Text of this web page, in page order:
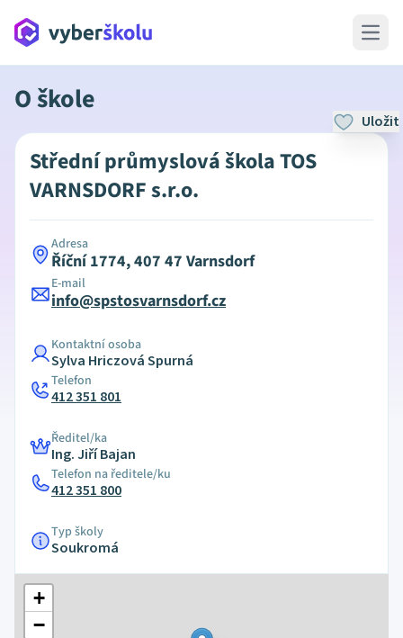
Open
O škole
Uložit
Střední průmyslová škola TOS
VARNSDORF s.r.o.
Adresa
Říční 1774, 407 47 Varnsdorf
E-mail
info@spstosvarnsdorf.cz
Kontaktní osoba
Sylva Hriczová Spurná
Telefon
412 351 801
Ředitel/ka
Ing. Jiří Bajan
Telefon na ředitele/ku
412 351 800
Typ školy
Soukromá
+
−